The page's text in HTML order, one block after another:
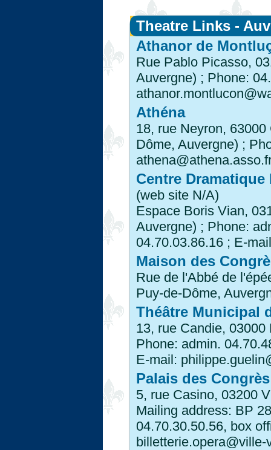
Theatre Links -
Athanor de
Rue Pablo Picasso,
Auvergne) ; Phone:
Athéna
18, rue Neyron,
Dôme, Auvergne) ;
Centre
(web site N/A)
Espace Boris Vian,
Auvergne) ; Phone:
04.70.03.86.16 ; E-
Maison des
Rue de l'Abbé de
Puy-de-Dôme,
Théâtre Municipal
13, rue Candie,
Phone: admin.
E-mail:
Palais des
5, rue Casino, 03200
Mailing address: BP
04.70.30.50.56, box
billetterie.opera@ville-